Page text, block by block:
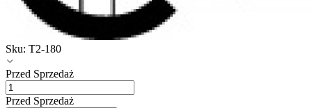
Sku: T2-180
Przed Sprzedaż
Przed Sprzedaż